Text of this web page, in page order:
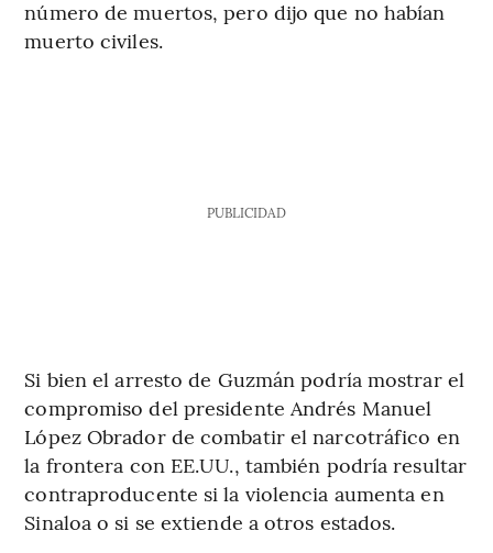
número de muertos, pero dijo que no habían
muerto civiles.
PUBLICIDAD
Si bien el arresto de Guzmán podría mostrar el
compromiso del presidente Andrés Manuel
López Obrador de combatir el narcotráfico en
la frontera con EE.UU., también podría resultar
contraproducente si la violencia aumenta en
Sinaloa o si se extiende a otros estados.